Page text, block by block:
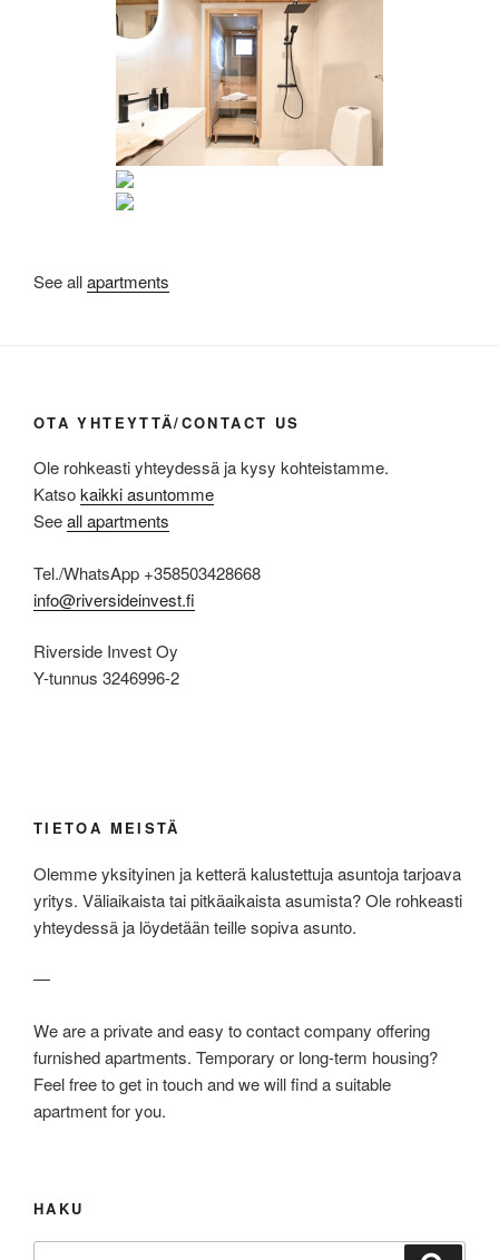
See allapartments
OTA YHTEYTTÄ/CONTACT US
Ole rohkeasti yhteydessä ja kysy kohteistamme.
Katsokaikki asuntomme
Seeall apartments
Tel./WhatsApp +358503428668
info@riversideinvest.fi
Riverside Invest Oy
Y-tunnus 3246996-2
TIETOA MEISTÄ
Olemme yksityinen ja ketterä kalustettuja asuntoja tarjoava
yritys. Väliaikaista tai pitkäaikaista asumista? Ole rohkeasti
yhteydessä ja löydetään teille sopiva asunto.
—
We are a private and easy to contact company offering
furnished apartments. Temporary or long-term housing?
Feel free to get in touch and we will find a suitable
apartment for you.
HAKU